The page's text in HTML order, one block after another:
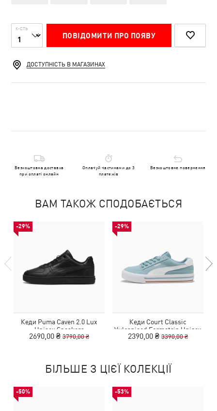
К-СТЬ
ПОВІДОМИТИ ПРО ПОЯВУ
ДОСТУПНІСТЬ В МАГАЗИНАХ
Безкоштовна доставка
при оплаті онлайн
Оплачуй частинами до 3
платежів
Безкоштовне повернення
ВАМ ТАКОЖ СПОДОБАЄТЬСЯ
-29%
Кеди Puma Caven 2.0 Lux
Unisex Sneakers
2690,00 ₴ 3790,00 ₴
-29%
Кеди Court Classic
Vulcanised Formstrip Unisex
Sneakers
2390,00 ₴ 3390,00 ₴
БІЛЬШЕ З ЦІЄЇ КОЛЕКЦІЇ
-50% -53%